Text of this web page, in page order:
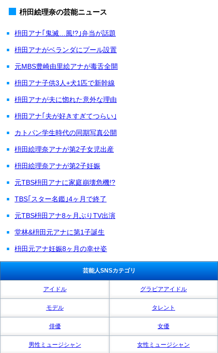
枡田絵理奈の芸能ニュース
枡田アナ｢鬼滅…風!?｣弁当が話題
枡田アナがベランダにプール設置
元MBS豊崎由里絵アナが毒舌全開
枡田アナ子供3人+犬1匹で新幹線
枡田アナが夫に惚れた意外な理由
枡田アナ｢夫が好きすぎてつらい｣
カトパン学生時代の同期写真公開
枡田絵理奈アナが第2子女児出産
枡田絵理奈アナが第2子妊娠
元TBS枡田アナに家庭崩壊危機!?
TBS｢スター名鑑｣4ヶ月で終了
元TBS枡田アナ8ヶ月ぶりTV出演
堂林&枡田元アナに第1子誕生
枡田元アナ妊娠8ヶ月の幸せ姿
芸能人SNSカテゴリ
アイドル グラビアアイドル
モデル タレント
俳優 女優
男性ミュージシャン 女性ミュージシャン